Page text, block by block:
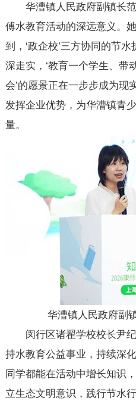
华漕镇人民政府副镇长范
傅水教育活动的深远意义。
到，‘政企校’三方协同的节
深走实，‘教育一个学生、带
会’的愿景正在一步步成为现
发挥企业优势，为华漕镇青
量。
华漕镇人民政府副
闵行区诸翟学校校长尹纪
持水教育公益事业，持续深
同学都能在活动中增长知识
立生态文明意识，践行节水